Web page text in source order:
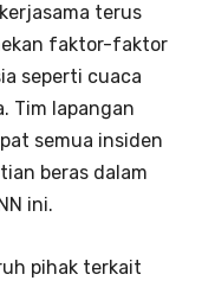
terus
faktor-faktor
seperti cuaca
Tim lapangan
semua insiden
beras dalam
ini.
pihak terkait